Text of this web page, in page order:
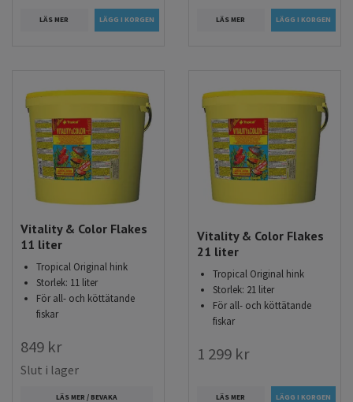
LÄS MER LÄS MER
Vitality & Color Flakes
11 liter
Tropical Original hink
Storlek: 11 liter
För all- och köttätande
fiskar
849 kr
Slut i lager
LÄS MER / BEVAKA
Vitality & Color Flakes
21 liter
Tropical Original hink
Storlek: 21 liter
För all- och köttätande
fiskar
1 299 kr
LÄS MER